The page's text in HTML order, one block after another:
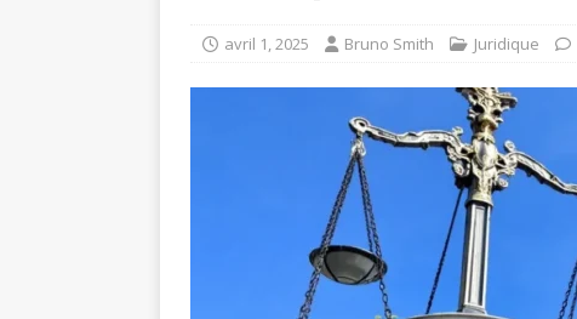
avril 1, 2025 Bruno Smith Juridique